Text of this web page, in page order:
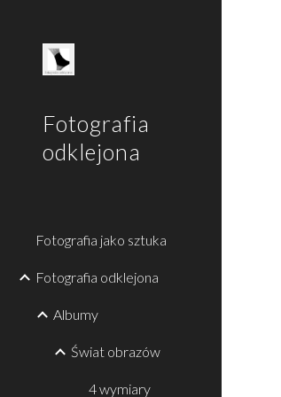
Fotografia
odklejona
Fotografia jako sztuka
Fotografia odklejona
Albumy
Świat obrazów
4 wymiary